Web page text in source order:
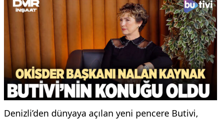
Denizli’den dünyaya açılan yeni pencere Butivi,